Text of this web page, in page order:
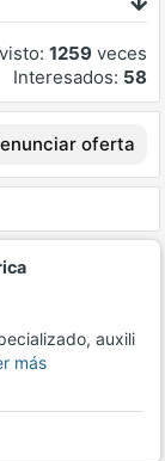
1259 veces
Interesados: 58
oferta
auxili
más